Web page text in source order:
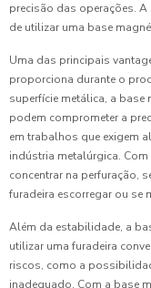
precisão das operações.
de utilizar uma base
Uma das principais
proporciona durante o
superfície metálica, a
podem comprometer a
em trabalhos que exigem
indústria metalúrgica.
concentrar na perfuração,
furadeira escorregar ou se
Além da estabilidade, a
utilizar uma furadeira
riscos, como a
inadequado. Com a base